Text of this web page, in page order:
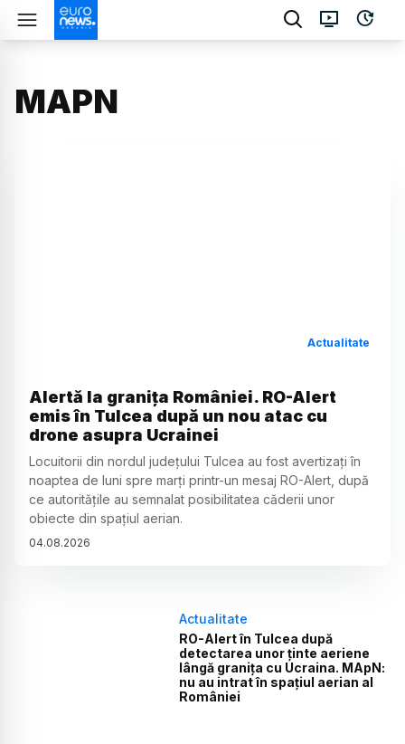
MAPN
Actualitate
Alertă la granița României. RO-Alert
emis în Tulcea după un nou atac cu
drone asupra Ucrainei
Locuitorii din nordul județului Tulcea au fost avertizați în
noaptea de luni spre marți printr-un mesaj RO-Alert, după
ce autoritățile au semnalat posibilitatea căderii unor
obiecte din spațiul aerian.
04.08.2026
Actualitate
RO-Alert în Tulcea după
detectarea unor ținte aeriene
lângă granița cu Ucraina. MApN:
nu au intrat în spațiul aerian al
României